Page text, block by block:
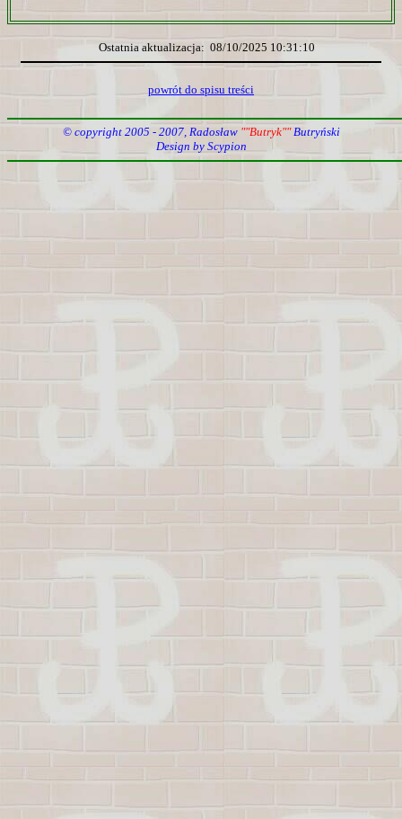
Ostatnia aktualizacja: 08/10/2025 10:31:10
powrót do spisu treści
© copyright 2005 - 2007, Radosław ""Butryk"" Butryński
Design by Scypion